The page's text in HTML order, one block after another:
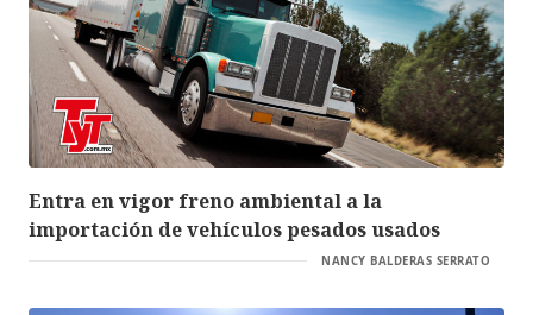
Entra en vigor freno ambiental a la
importación de vehículos pesados usados
NANCY BALDERAS SERRATO